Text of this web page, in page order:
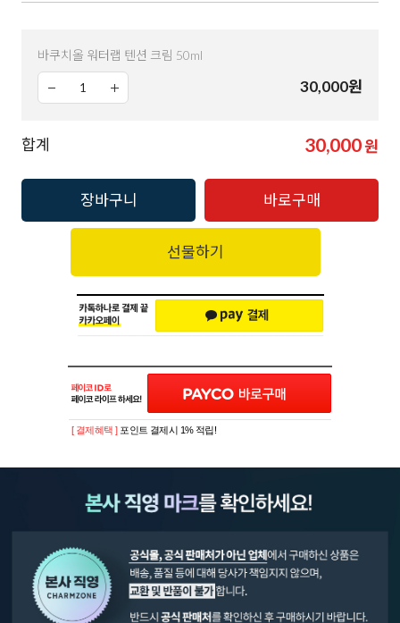
바쿠치올 워터랩 텐션 크림 50ml
30,000원
합계 30,000원
장바구니 바로구매
선물하기
[ 결제혜택 ] 포인트 결제시 1% 적립!